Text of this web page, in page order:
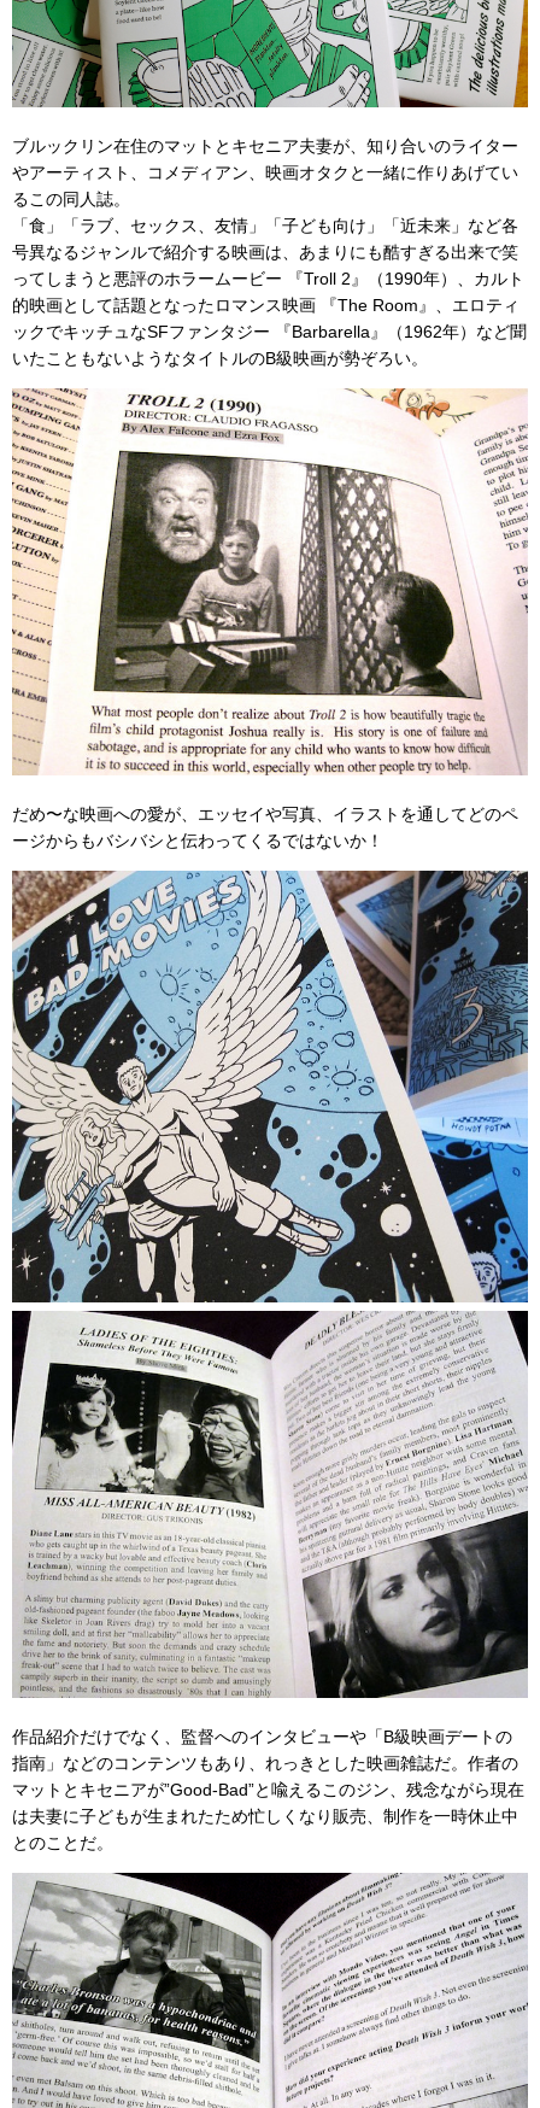
ブルックリン在住のマットとキセニア夫妻が、知り合いのライター
やアーティスト、コメディアン、映画オタクと一緒に作りあげてい
るこの同人誌。
「食」「ラブ、セックス、友情」「子ども向け」「近未来」など各
号異なるジャンルで紹介する映画は、あまりにも酷すぎる出来で笑
ってしまうと悪評のホラームービー 『Troll 2』（1990年）、カルト
的映画として話題となったロマンス映画 『The Room』、エロティ
ックでキッチュなSFファンタジー 『Barbarella』（1962年）など聞
いたこともないようなタイトルのB級映画が勢ぞろい。
だめ〜な映画への愛が、エッセイや写真、イラストを通してどのペ
ージからもバシバシと伝わってくるではないか！
作品紹介だけでなく、監督へのインタビューや「B級映画デートの
指南」などのコンテンツもあり、れっきとした映画雑誌だ。作者の
マットとキセニアが”Good-Bad”と喩えるこのジン、残念ながら現在
は夫妻に子どもが生まれたため忙しくなり販売、制作を一時休止中
とのことだ。